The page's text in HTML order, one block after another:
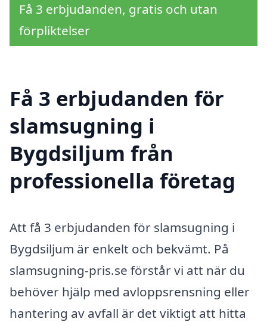
Få 3 erbjudanden, gratis och utan
förpliktelser
Få 3 erbjudanden för
slamsugning i
Bygdsiljum från
professionella företag
Att få 3 erbjudanden för slamsugning i
Bygdsiljum är enkelt och bekvämt. På
slamsugning-pris.se förstår vi att när du
behöver hjälp med avloppsrensning eller
hantering av avfall är det viktigt att hitta